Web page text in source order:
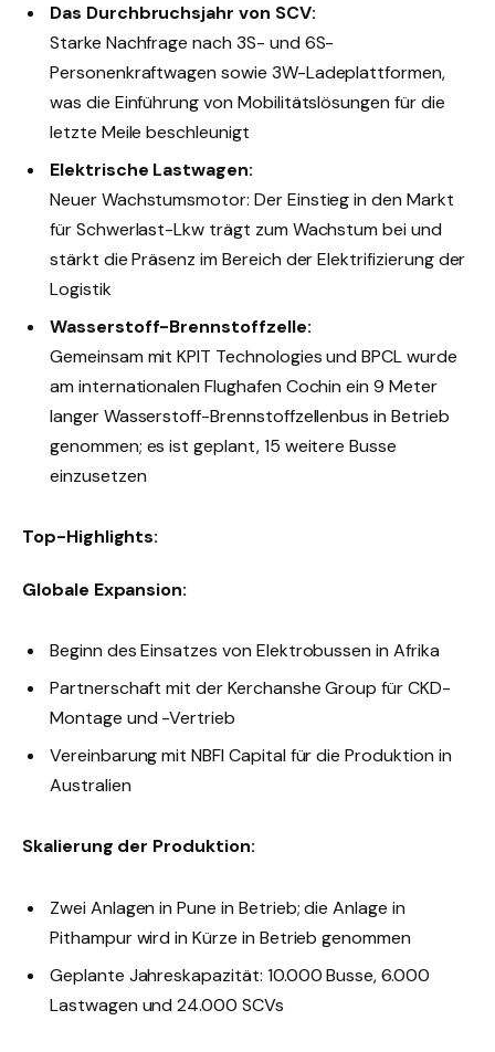
Das Durchbruchsjahr von SCV:
Starke Nachfrage nach 3S- und 6S-
Personenkraftwagen sowie 3W-Ladeplattformen,
was die Einführung von Mobilitätslösungen für die
letzte Meile beschleunigt
Elektrische Lastwagen:
Neuer Wachstumsmotor: Der Einstieg in den Markt
für Schwerlast-Lkw trägt zum Wachstum bei und
stärkt die Präsenz im Bereich der Elektrifizierung der
Logistik
Wasserstoff-Brennstoffzelle:
Gemeinsam mit KPIT Technologies und BPCL wurde
am internationalen Flughafen Cochin ein 9 Meter
langer Wasserstoff-Brennstoffzellenbus in Betrieb
genommen; es ist geplant, 15 weitere Busse
einzusetzen
Top-Highlights:
Globale Expansion:
Beginn des Einsatzes von Elektrobussen in Afrika
Partnerschaft mit der Kerchanshe Group für CKD-
Montage und -Vertrieb
Vereinbarung mit NBFI Capital für die Produktion in
Australien
Skalierung der Produktion:
Zwei Anlagen in Pune in Betrieb; die Anlage in
Pithampur wird in Kürze in Betrieb genommen
Geplante Jahreskapazität: 10.000 Busse, 6.000
Lastwagen und 24.000 SCVs